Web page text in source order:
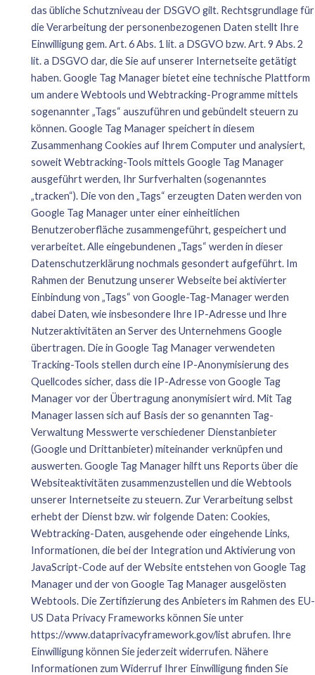
das übliche Schutzniveau der DSGVO gilt. Rechtsgrundlage für
die Verarbeitung der personenbezogenen Daten stellt Ihre
Einwilligung gem. Art. 6 Abs. 1 lit. a DSGVO bzw. Art. 9 Abs. 2
lit. a DSGVO dar, die Sie auf unserer Internetseite getätigt
haben. Google Tag Manager bietet eine technische Plattform
um andere Webtools und Webtracking-Programme mittels
sogenannter „Tags“ auszuführen und gebündelt steuern zu
können. Google Tag Manager speichert in diesem
Zusammenhang Cookies auf Ihrem Computer und analysiert,
soweit Webtracking-Tools mittels Google Tag Manager
ausgeführt werden, Ihr Surfverhalten (sogenanntes
„tracken“). Die von den „Tags“ erzeugten Daten werden von
Google Tag Manager unter einer einheitlichen
Benutzeroberfläche zusammengeführt, gespeichert und
verarbeitet. Alle eingebundenen „Tags“ werden in dieser
Datenschutzerklärung nochmals gesondert aufgeführt. Im
Rahmen der Benutzung unserer Webseite bei aktivierter
Einbindung von „Tags“ von Google-Tag-Manager werden
dabei Daten, wie insbesondere Ihre IP-Adresse und Ihre
Nutzeraktivitäten an Server des Unternehmens Google
übertragen. Die in Google Tag Manager verwendeten
Tracking-Tools stellen durch eine IP-Anonymisierung des
Quellcodes sicher, dass die IP-Adresse von Google Tag
Manager vor der Übertragung anonymisiert wird. Mit Tag
Manager lassen sich auf Basis der so genannten Tag-
Verwaltung Messwerte verschiedener Dienstanbieter
(Google und Drittanbieter) miteinander verknüpfen und
auswerten. Google Tag Manager hilft uns Reports über die
Websiteaktivitäten zusammenzustellen und die Webtools
unserer Internetseite zu steuern. Zur Verarbeitung selbst
erhebt der Dienst bzw. wir folgende Daten: Cookies,
Webtracking-Daten, ausgehende oder eingehende Links,
Informationen, die bei der Integration und Aktivierung von
JavaScript-Code auf der Website entstehen von Google Tag
Manager und der von Google Tag Manager ausgelösten
Webtools. Die Zertifizierung des Anbieters im Rahmen des EU-
US Data Privacy Frameworks können Sie unter
https://www.dataprivacyframework.gov/listabrufen. Ihre
Einwilligung können Sie jederzeit widerrufen. Nähere
Informationen zum Widerruf Ihrer Einwilligung finden Sie